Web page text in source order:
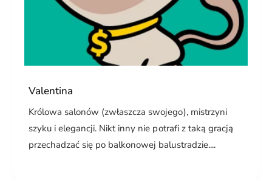
Valentina
Królowa salonów (zwłaszcza swojego), mistrzyni
szyku i elegancji. Nikt inny nie potrafi z taką gracją
przechadzać się po balkonowej balustradzie....